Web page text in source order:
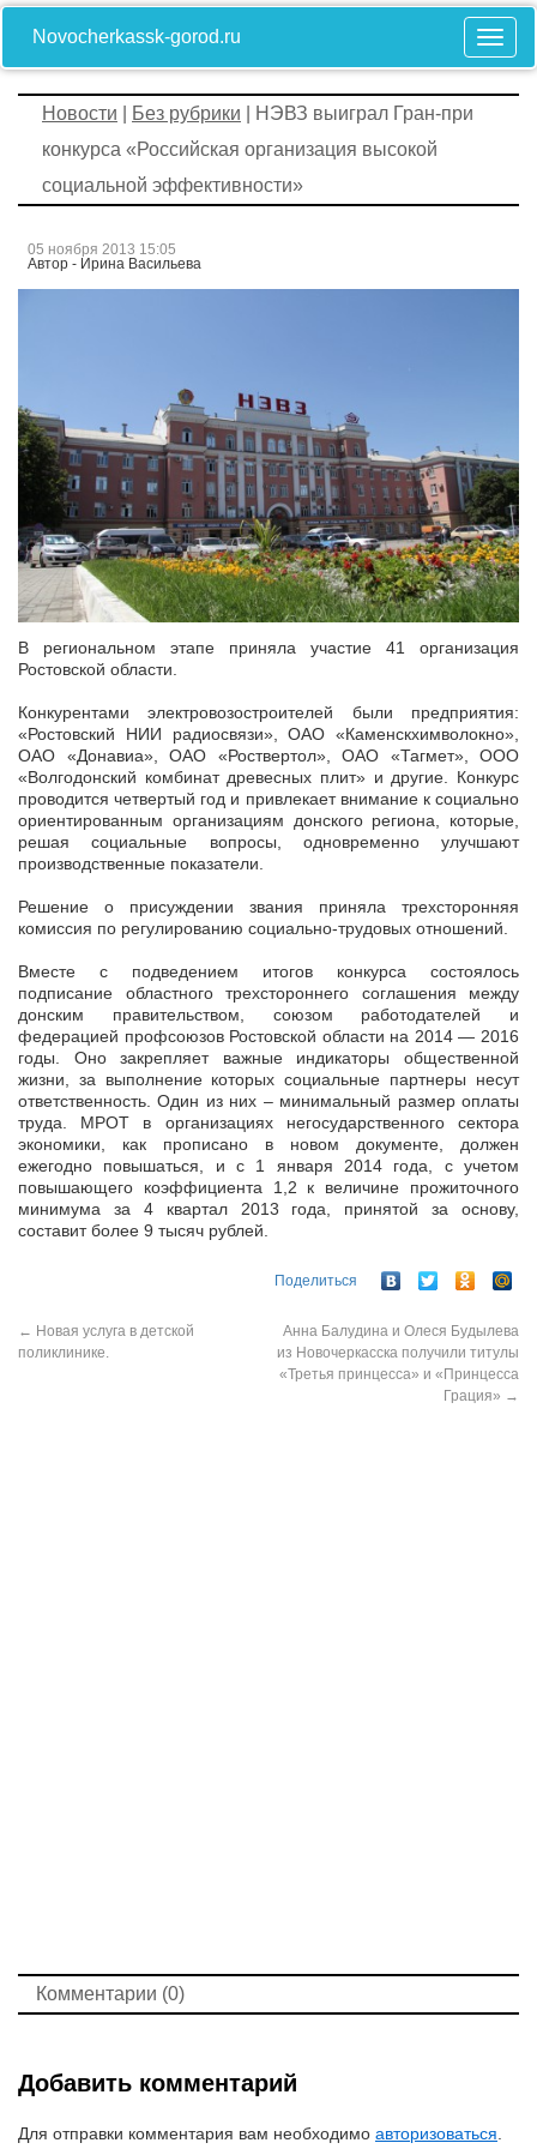
Novocherkassk-gorod.ru
Новости Без рубрики | НЭВЗ выиграл Гран-при
конкурса «Российская организация высокой
социальной эффективности»
05 ноября 2013 15:05
Автор - Ирина Васильева
В региональном этапе приняла участие 41 организация
Ростовской области.
Конкурентами электровозостроителей были предприятия:
«Ростовский НИИ радиосвязи», ОАО «Каменскхимволокно»,
ОАО «Донавиа», ОАО «Роствертол», ОАО «Тагмет», ООО
«Волгодонский комбинат древесных плит» и другие. Конкурс
проводится четвертый год и привлекает внимание к социально
ориентированным организациям донского региона, которые,
решая социальные вопросы, одновременно улучшают
производственные показатели.
Решение о присуждении звания приняла трехсторонняя
комиссия по регулированию социально-трудовых отношений.
Вместе с подведением итогов конкурса состоялось
подписание областного трехстороннего соглашения между
донским правительством, союзом работодателей и
федерацией профсоюзов Ростовской области на 2014 — 2016
годы. Оно закрепляет важные индикаторы общественной
жизни, за выполнение которых социальные партнеры несут
ответственность. Один из них – минимальный размер оплаты
труда. МРОТ в организациях негосударственного сектора
экономики, как прописано в новом документе, должен
ежегодно повышаться, и с 1 января 2014 года, с учетом
повышающего коэффициента 1,2 к величине прожиточного
минимума за 4 квартал 2013 года, принятой за основу,
составит более 9 тысяч рублей.
Поделиться
← Новая услуга в детской
поликлинике.
Анна Балудина и Олеся Будылева
из Новочеркасска получили титулы
«Третья принцесса» и «Принцесса
Грация» →
Комментарии (0)
Добавить комментарий
Для отправки комментария вам необходимо авторизоваться.